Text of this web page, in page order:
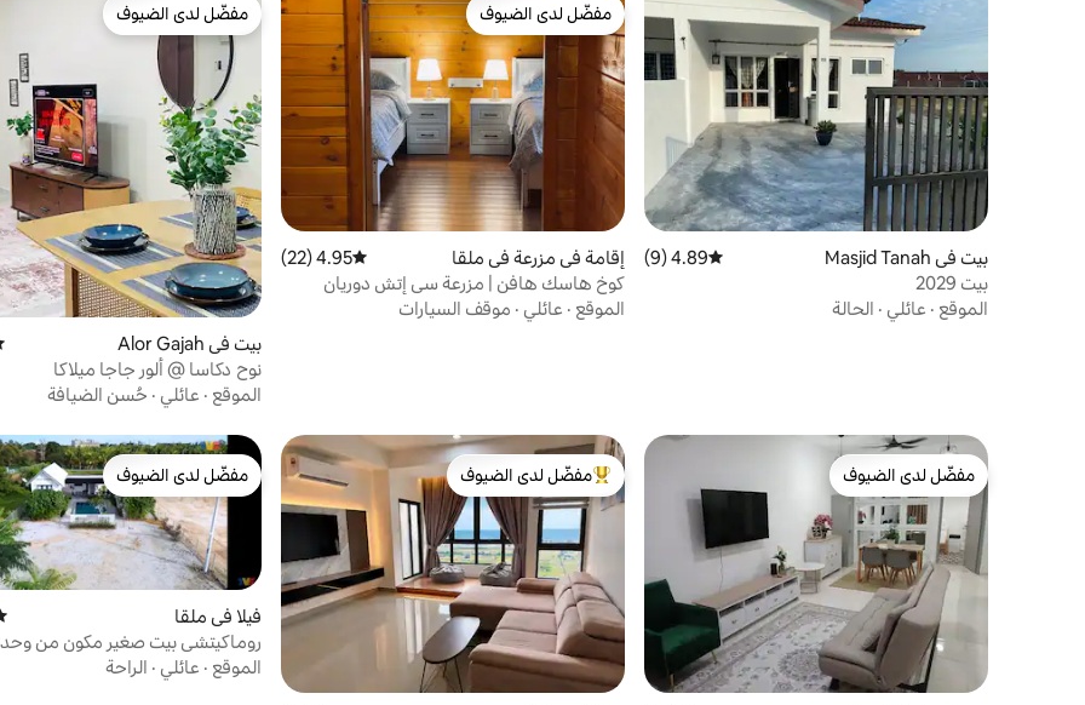
بيت في Masjid Tanah متوسط التقييم 4.89 من 5، 9 مراجعات
4.89 (9)
بيت 2029
الموقع · عائلي · الحالة
مفضّل لدى الضيوف
مفضّل لدى الضيوف
إقامة في مزرعة في ملقا متوسط التقييم 4.95 من 5، 22 مراجعات
4.95 (22)
كوخ هاسك هافن | مزرعة سي إتش دوريان
الموقع · عائلي · موقف السيارات
مفضّل لدى الضيوف
مفضّل لدى الضيوف
بيت في Alor Gajah
نوح دكاسا @ ألور جاجا ميلاكا
الموقع · عائلي · حُسن الضيافة
مفضّل لدى الضيوف
مفضّل لدى الضيوف
من أبرز البيوت المفضّلة لدى الضيوف
مفضّل لدى الضيوف
مفضّل لدى الضيوف
مفضّل لدى الضيوف
فيلا في ملقا
روماكيتشي بيت صغير مكون من
حمام سباحة
الموقع · عائلي · الراحة